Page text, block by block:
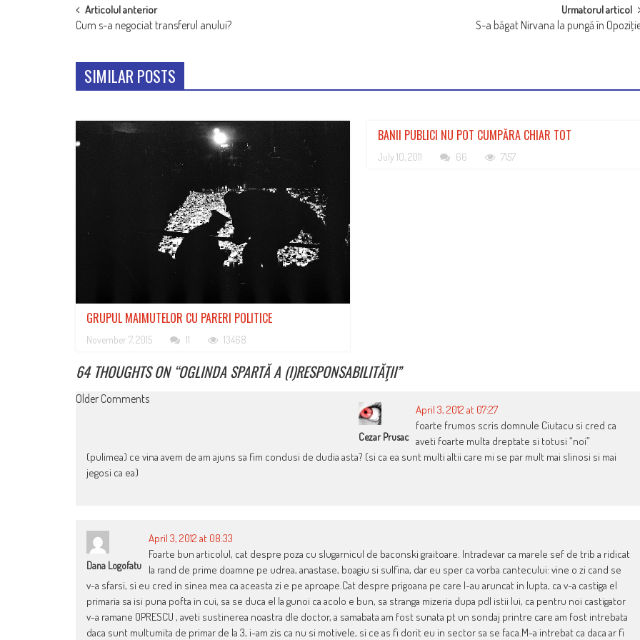
POST
NAVIGATION
Articolul anterior
Cum s-a negociat transferul anului?
Urmatorul articol
S-a băgat Nirvana la pungă în
SIMILAR POSTS
GRUPUL MAIMUTELOR CU PARERI POLITICE
November 7, 2015 11 13468
BANII PUBLICI NU POT CUMPĂRA CHIAR TOT
July 10, 2011 66 7157
64 THOUGHTS ON “OGLINDA SPARTĂ A (I)RESPONSABILITĂŢII”
COMMENT
Older Comments
Cezar Prusac
April 3, 2012 at 07:27
foarte frumos scris domnule Ciutacu si cred ca
aveti foarte multa dreptate si totusi “noi”
(pulimea) ce vina avem de am ajuns sa fim condusi de dudia asta? (si ca ea sunt multi altii care mi se par mult mai slinosi si mai
jegosi ca ea)
Dana Logofatu
April 3, 2012 at 08:33
Foarte bun articolul, cat despre poza cu slugarnicul de baconski graitoare. Intradevar ca marele sef de trib a ridicat
la rand de prime doamne pe udrea, anastase, boagiu si sulfina, dar eu sper ca vorba cantecului: vine o zi cand se
v-a sfarsi, si eu cred in sinea mea ca aceasta zi e pe aproape.Cat despre prigoana pe care l-au aruncat in lupta, ca v-a castiga el
primaria sa isi puna pofta in cui, sa se duca el la gunoi ca acolo e bun, sa stranga mizeria dupa pdl istii lui, ca pentru noi castigator
v-a ramane OPRESCU , aveti sustinerea noastra dle doctor, a samabata am fost sunata pt un sondaj printre care am fost intrebata
daca sunt multumita de primar de la 3, i-am zis ca nu si motivele, si ce as fi dorit eu in sector sa se faca.M-a intrebat ca daca ar fi